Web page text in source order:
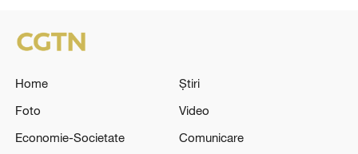
Home
Știri
Foto
Video
Economie-Societate
Comunicare